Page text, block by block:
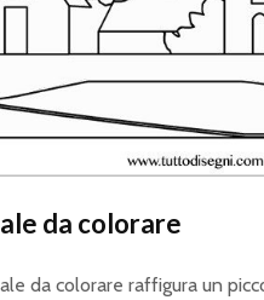
da colorare
da colorare raffigura un